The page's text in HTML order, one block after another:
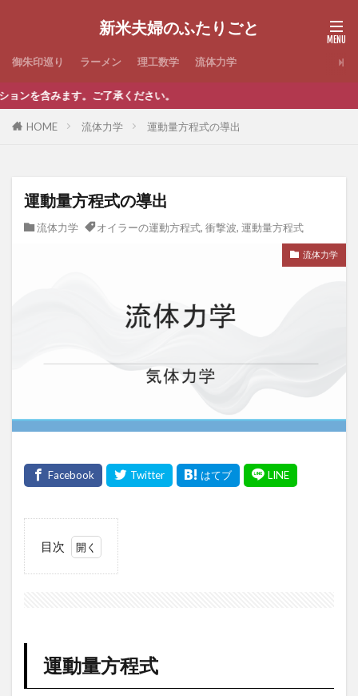
新米夫婦のふたりごと
御朱印巡り ラーメン 理工数学 流体力学
ます。ご了承ください。
HOME 流体力学 運動量方程式の導出
運動量方程式の導出
流体力学 オイラーの運動方程式, 衝撃波, 運動量方程式
流体力学
目次
式
運動量方程式